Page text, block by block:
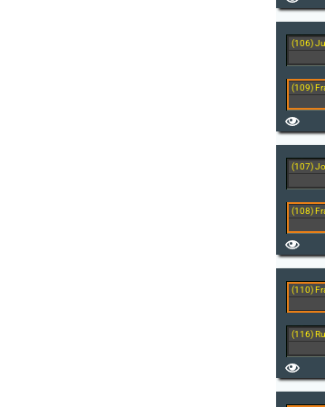
(106)
(109)
(107)
(108)
(110)
(116)